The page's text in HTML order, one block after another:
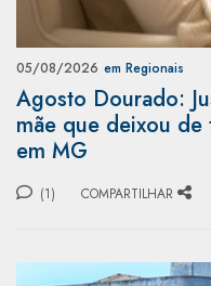
05/08/2026 em Regionais
Agosto Dourado:
mãe que deixou de
em MG
(1) COMPARTILHAR